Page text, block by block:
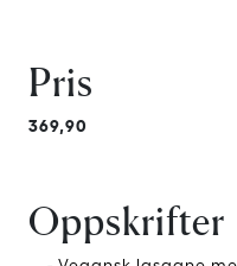
Pris
369,90
Oppskrifter